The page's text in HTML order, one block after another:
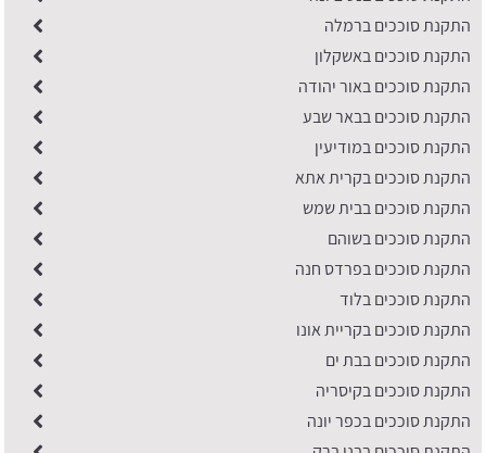
התקנת סוככים ברמלה
התקנת סוככים באשקלון
התקנת סוככים באור יהודה
התקנת סוככים בבאר שבע
התקנת סוככים במודיעין
התקנת סוככים בקרית אתא
התקנת סוככים בבית שמש
התקנת סוככים בשוהם
התקנת סוככים בפרדס חנה
התקנת סוככים בלוד
התקנת סוככים בקריית אונו
התקנת סוככים בבת ים
התקנת סוככים בקיסריה
התקנת סוככים בכפר יונה